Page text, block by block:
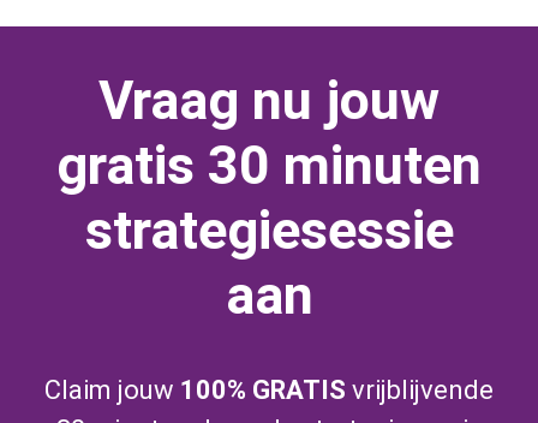
Vraag nu jouw
gratis 30 minuten
strategiesessie
aan
Claim jouw 100% GRATIS vrijblijvende